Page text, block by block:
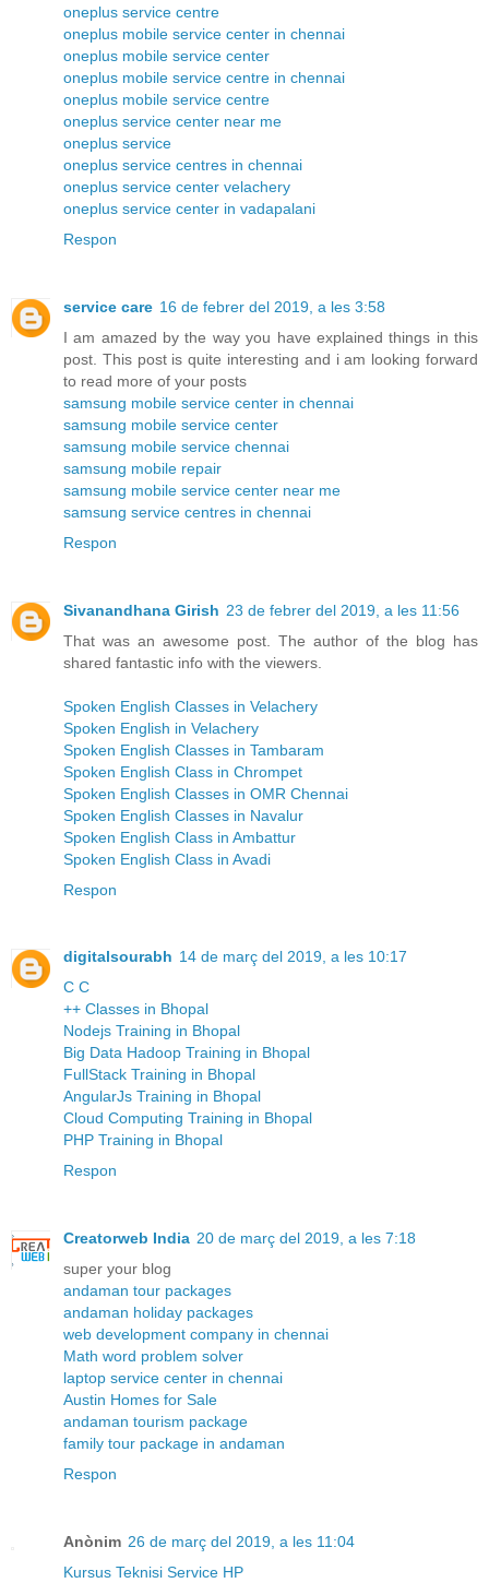
oneplus service centre
oneplus mobile service center in chennai
oneplus mobile service center
oneplus mobile service centre in chennai
oneplus mobile service centre
oneplus service center near me
oneplus service
oneplus service centres in chennai
oneplus service center velachery
oneplus service center in vadapalani
Respon
service care 16 de febrer del 2019, a les 3:58
I am amazed by the way you have explained things in this
post. This post is quite interesting and i am looking forward
to read more of your posts
samsung mobile service center in chennai
samsung mobile service center
samsung mobile service chennai
samsung mobile repair
samsung mobile service center near me
samsung service centres in chennai
Respon
Sivanandhana Girish 23 de febrer del 2019, a les 11:56
That was an awesome post. The author of the blog has
shared fantastic info with the viewers.
Spoken English Classes in Velachery
Spoken English in Velachery
Spoken English Classes in Tambaram
Spoken English Class in Chrompet
Spoken English Classes in OMR Chennai
Spoken English Classes in Navalur
Spoken English Class in Ambattur
Spoken English Class in Avadi
Respon
digitalsourabh 14 de març del 2019, a les 10:17
C C
++ Classes in Bhopal
Nodejs Training in Bhopal
Big Data Hadoop Training in Bhopal
FullStack Training in Bhopal
AngularJs Training in Bhopal
Cloud Computing Training in Bhopal
PHP Training in Bhopal
Respon
Creatorweb India 20 de març del 2019, a les 7:18
super your blog
andaman tour packages
andaman holiday packages
web development company in chennai
Math word problem solver
laptop service center in chennai
Austin Homes for Sale
andaman tourism package
family tour package in andaman
Respon
Anònim 26 de març del 2019, a les 11:04
Kursus Teknisi Service HP